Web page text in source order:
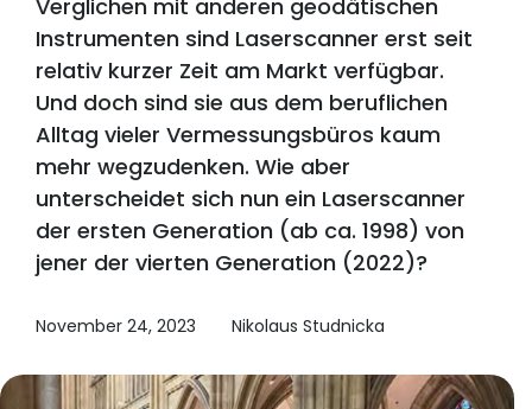
Verglichen mit anderen geodätischen
Instrumenten sind Laserscanner erst seit
relativ kurzer Zeit am Markt verfügbar.
Und doch sind sie aus dem beruflichen
Alltag vieler Vermessungsbüros kaum
mehr wegzudenken. Wie aber
unterscheidet sich nun ein Laserscanner
der ersten Generation (ab ca. 1998) von
jener der vierten Generation (2022)?
November 24, 2023 Nikolaus Studnicka